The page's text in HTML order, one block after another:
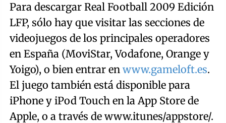
Para descargar Real Football 2009 Edición
LFP, sólo hay que visitar las secciones de
videojuegos de los principales operadores
en España (MoviStar, Vodafone, Orange y
Yoigo), o bien entrar en www.gameloft.es.
El juego también está disponible para
iPhone y iPod Touch en la App Store de
Apple, o a través de www.itunes/appstore/.